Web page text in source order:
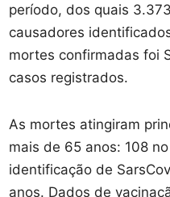
período, dos quais
causadores
mortes confirmadas foi
casos registrados.
As mortes atingiram
mais de 65 anos: 108
identificação de
anos. Dados de